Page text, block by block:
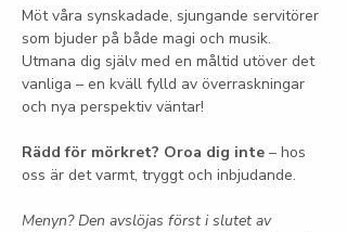
Möt våra synskadade, sjungande servitörer
som bjuder på både magi och musik.
Utmana dig själv med en måltid utöver det
vanliga – en kväll fylld av överraskningar
och nya perspektiv väntar!
Rädd för mörkret? Oroa dig inte – hos
oss är det varmt, tryggt och inbjudande.
Menyn? Den avslöjas först i slutet av